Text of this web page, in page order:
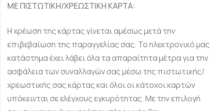
ΜΕ ΠΙΣΤΩΤΙΚΗ/ΧΡΕΩΣΤΙΚΗ ΚΑΡΤΑ:
Η χρέωση της κάρτας γίνεται αμέσως μετά την
επιβεβαίωση της παραγγελίας σας. Το ηλεκτρονικό μας
κατάστημα έχει λάβει όλα τα απαραίτητα μέτρα για την
ασφάλεια των συναλλαγών σας μέσω της πιστωτικής/
χρεωστικής σας κάρτας και όλοι οι κάτοχοι καρτών
υπόκεινται σε ελέγχους εγκυρότητας. Με την επιλογή